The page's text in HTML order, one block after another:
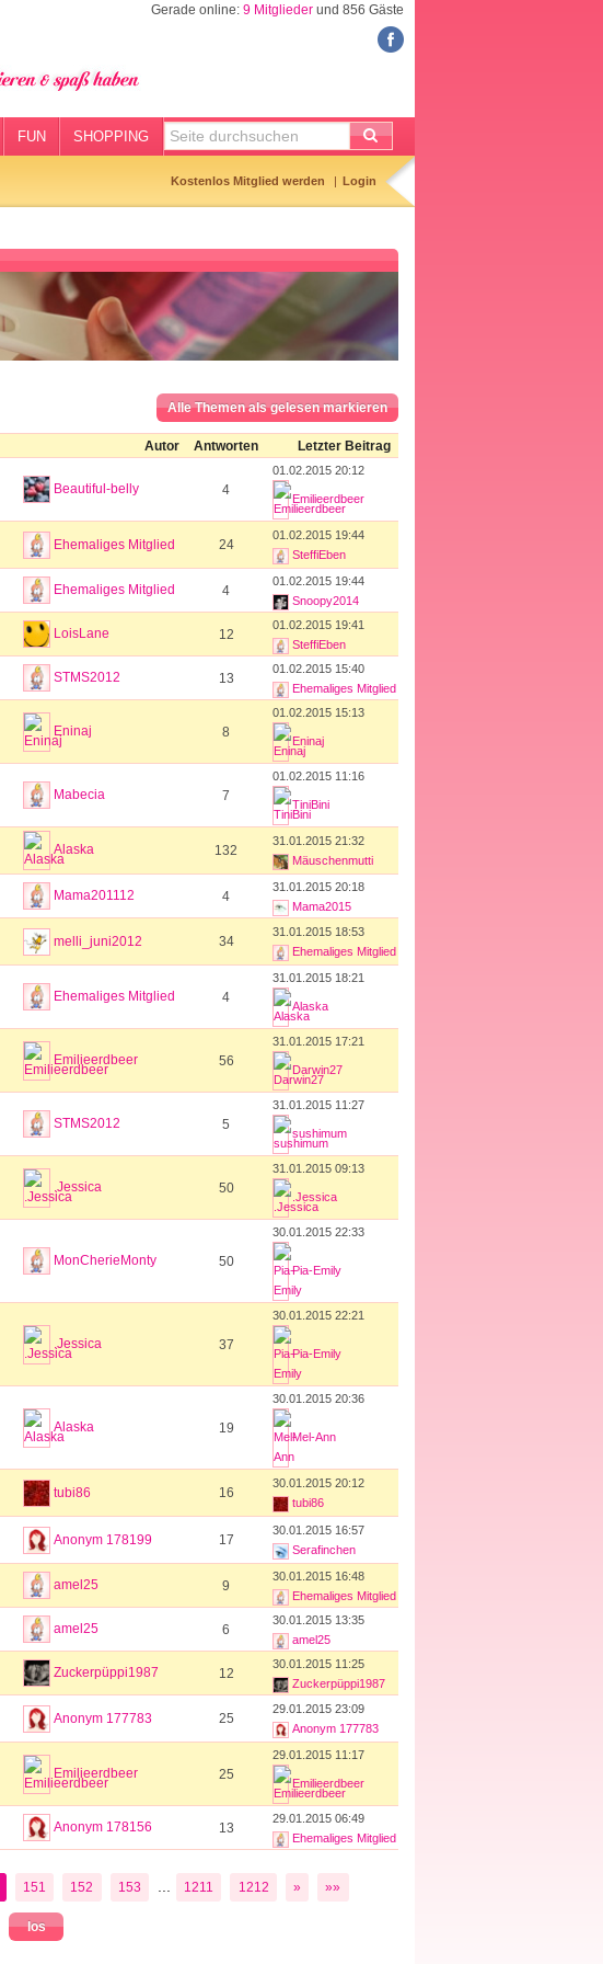
Gerade online: 9 Mitglieder und 856 Gäste
FUN SHOPPING
Kostenlos Mitglied werden Login
Alle Themen als gelesen markieren
Autor Antworten Letzter Beitrag
Beautiful-belly 4
01.02.2015 20:12
Emilieerdbeer
Ehemaliges Mitglied 24
01.02.2015 19:44
SteffiEben
Ehemaliges Mitglied 4
01.02.2015 19:44
Snoopy2014
LoisLane 12
01.02.2015 19:41
SteffiEben
STMS2012 13
01.02.2015 15:40
Ehemaliges Mitglied
Eninaj 8
01.02.2015 15:13
Eninaj
Mabecia 7
01.02.2015 11:16
TiniBini
Alaska 132
31.01.2015 21:32
Mäuschenmutti
Mama201112 4
31.01.2015 20:18
Mama2015
melli_juni2012 34
31.01.2015 18:53
Ehemaliges Mitglied
Ehemaliges Mitglied 4
31.01.2015 18:21
Alaska
Emilieerdbeer 56
31.01.2015 17:21
Darwin27
STMS2012 5
31.01.2015 11:27
sushimum
.Jessica 50
31.01.2015 09:13
.Jessica
MonCherieMonty 50
30.01.2015 22:33
Pia-Emily
.Jessica 37
30.01.2015 22:21
Pia-Emily
Alaska 19
30.01.2015 20:36
Mel-Ann
tubi86 16
30.01.2015 20:12
tubi86
Anonym 178199 17
30.01.2015 16:57
Serafinchen
amel25 9
30.01.2015 16:48
Ehemaliges Mitglied
amel25 6
30.01.2015 13:35
amel25
Zuckerpüppi1987 12
30.01.2015 11:25
Zuckerpüppi1987
Anonym 177783 25
29.01.2015 23:09
Anonym 177783
Emilieerdbeer 25
29.01.2015 11:17
Emilieerdbeer
Anonym 178156 13
29.01.2015 06:49
Ehemaliges Mitglied
151 152 153 1211 1212 » »»